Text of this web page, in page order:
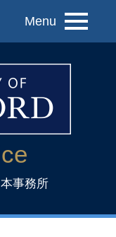
Menu
事務所